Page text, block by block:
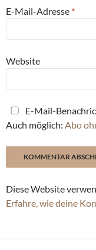
E-Mail-Adresse *
Website
E-Mail-
Auch möglich: Abo
Diese Website
Erfahre, wie deine